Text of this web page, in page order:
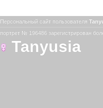
Персональный сайт пользователя
портрет № 196486 зарегистрирован
Tanyusia